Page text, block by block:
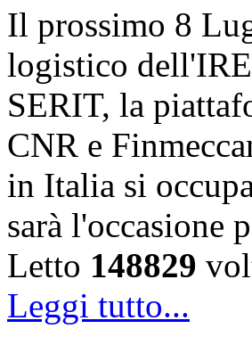
Il prossimo 8
logistico
SERIT, la
CNR e
in Italia si
sarà l'occasione
Letto 148829
Leggi tutto...